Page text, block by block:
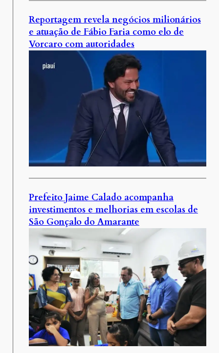
Reportagem revela negócios milionários
e atuação de Fábio Faria como elo de
Vorcaro com autoridades
Prefeito Jaime Calado acompanha
investimentos e melhorias em escolas de
São Gonçalo do Amarante